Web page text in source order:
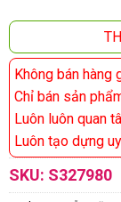
Không bán hàng
Chỉ bán sản
Luôn luôn quan
Luôn tạo dựng
SKU: S327980